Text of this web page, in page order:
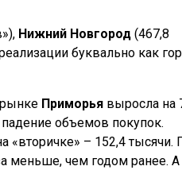
Нижний Новгород (467,8
буквально как
Приморья выросла на
объемов покупок.
«вторичке» – 152,4 тысячи.
меньше, чем годом ранее. А